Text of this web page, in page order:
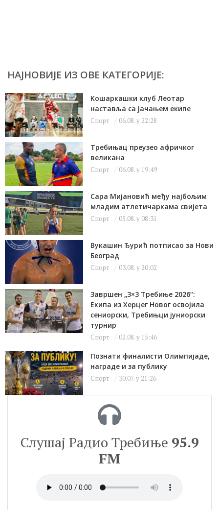
НАЈНОВИЈЕ ИЗ ОВЕ КАТЕГОРИЈЕ:
Kошаркашки клуб Леотар
наставља са јачањем екипе
Спорт 06.08. у 22:28
Требињац преузео афричког
великана
Спорт 06.08. у 19:49
Сара Мијановић међу најбољим
младим атлетичаркама свијета
Спорт 05.08. у 08:31
Вукашин Ђурић потписао за Нови
Београд
Спорт 03.08. у 20:02
Завршен „3×3 Требиње 2026“:
Екипа из Херцег Новог освојила
сениорски, Требињци јуниорски
турнир
Спорт 02.08. у 15:46
Познати финалисти Олимпијаде,
награде и за публику
Спорт 30.07. у 21:26
Слушај Радио Требиње 95.9
FM